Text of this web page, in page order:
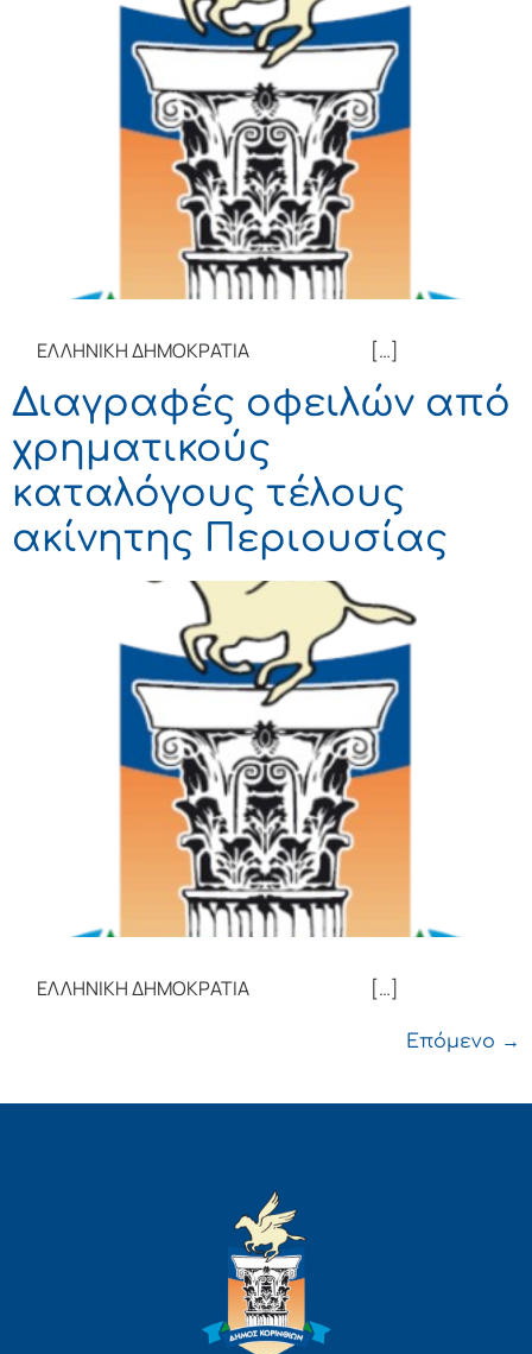
ΕΛΛΗΝΙΚΗ ΔΗΜΟΚΡΑΤΙΑ […]
Διαγραφές οφειλών από
χρηματικούς
καταλόγους τέλους
ακίνητης Περιουσίας
ΕΛΛΗΝΙΚΗ ΔΗΜΟΚΡΑΤΙΑ […]
Επόμενο →